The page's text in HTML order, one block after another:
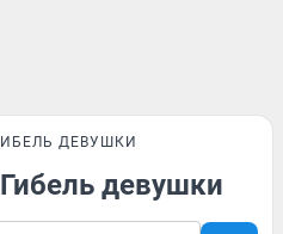
ДЕВУШКИ
девушки